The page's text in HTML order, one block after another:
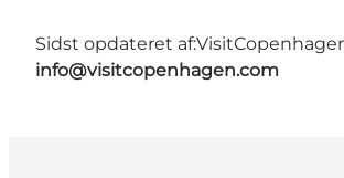
Sidst opdateret af:
info@visitcopenhagen.com